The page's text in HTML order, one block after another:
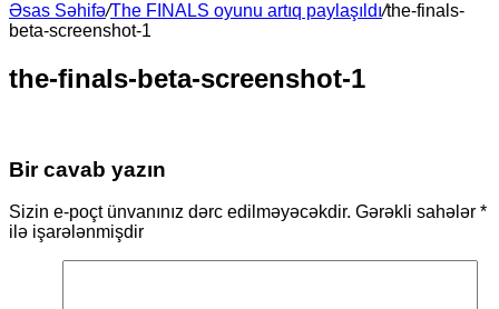
for
Əsas Səhifə/The FINALS oyunu artıq paylaşıldı/the-finals-
beta-screenshot-1
the-finals-beta-screenshot-1
Bir cavab yazın
Sizin e-poçt ünvanınız dərc edilməyəcəkdir. Gərəkli sahələr *
ilə işarələnmişdir